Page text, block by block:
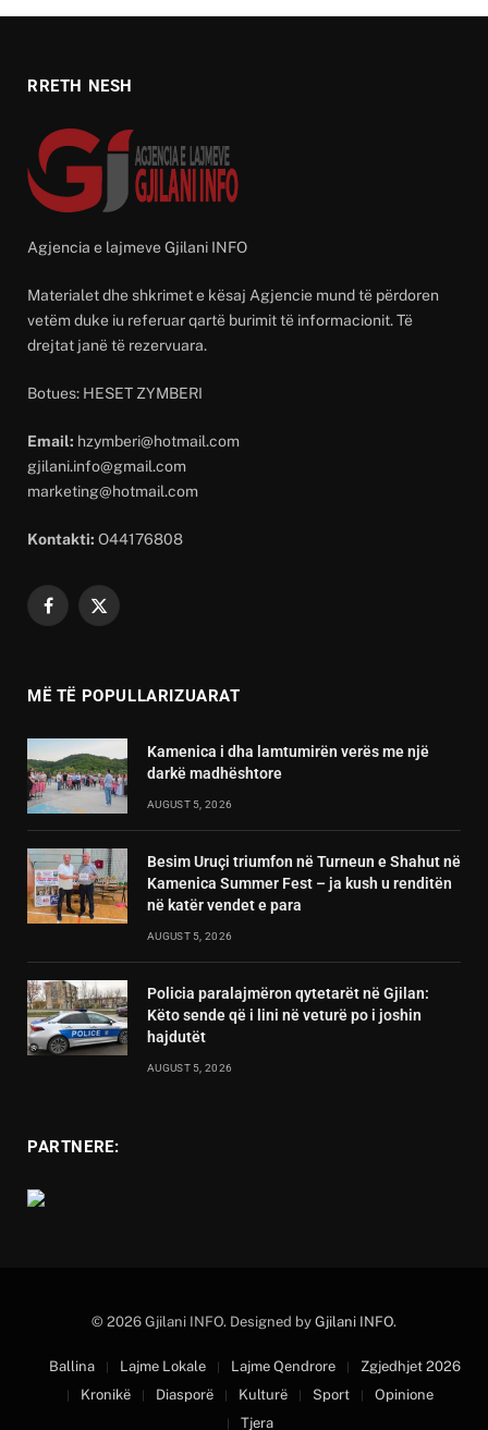
RRETH NESH
Agjencia e lajmeve Gjilani INFO
Materialet dhe shkrimet e kësaj Agjencie mund të përdoren
vetëm duke iu referuar qartë burimit të informacionit. Të
drejtat janë të rezervuara.
Botues: HESET ZYMBERI
Email: hzymberi@hotmail.com
gjilani.info@gmail.com
marketing@hotmail.com
Kontakti: O44176808
Facebook
X
MË TË POPULLARIZUARAT
Kamenica i dha lamtumirën verës me një
darkë madhështore
AUGUST 5, 2026
Besim Uruçi triumfon në Turneun e Shahut në
Kamenica Summer Fest – ja kush u renditën
në katër vendet e para
AUGUST 5, 2026
Policia paralajmëron qytetarët në Gjilan:
Këto sende që i lini në veturë po i joshin
hajdutët
AUGUST 5, 2026
PARTNERE:
© 2026 Gjilani INFO. Designed by Gjilani INFO.
Ballina Lajme Lokale Lajme Qendrore
Zgjedhjet 2026
Kronikë
Diasporë Kulturë Sport
Opinione
Tjera